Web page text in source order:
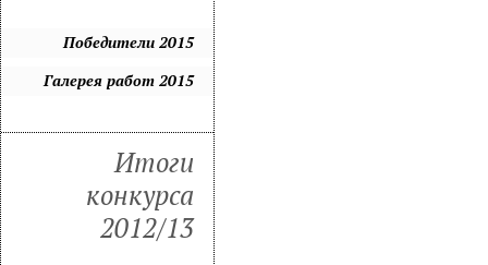
Победители 2015
Галерея работ 2015
Итоги
конкурса
2012/13